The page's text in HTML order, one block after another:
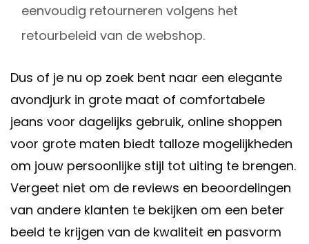
eenvoudig retourneren volgens het
retourbeleid van de webshop.
Dus of je nu op zoek bent naar een elegante
avondjurk in grote maat of comfortabele
jeans voor dagelijks gebruik, online shoppen
voor grote maten biedt talloze mogelijkheden
om jouw persoonlijke stijl tot uiting te brengen.
Vergeet niet om de reviews en beoordelingen
van andere klanten te bekijken om een beter
beeld te krijgen van de kwaliteit en pasvorm